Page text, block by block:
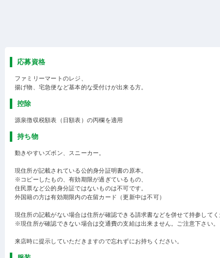
応募資格
ファミリーマートのレジ、
揚げ物、宅急便など基本的な受付けが出来る方。
控除
源泉徴収税額表（日額表）の丙欄を適用
持ち物
動きやすいズボン、スニーカー。
現住所が記載されている公的身分証明書の原本。
※コピーしたもの、有効期限が過ぎているもの、
住民票など公的身分証ではないものは不可です。
外国籍の方は有効期限内の在留カード（更新中は不可）
現住所の記載がない場合は住所が確認できる請求書などを併せて持参して
※現住所が確認できない場合は交通費の支給は出来ません。ご注意下さい。
来店時に提示していただきますので忘れずにお持ちください。